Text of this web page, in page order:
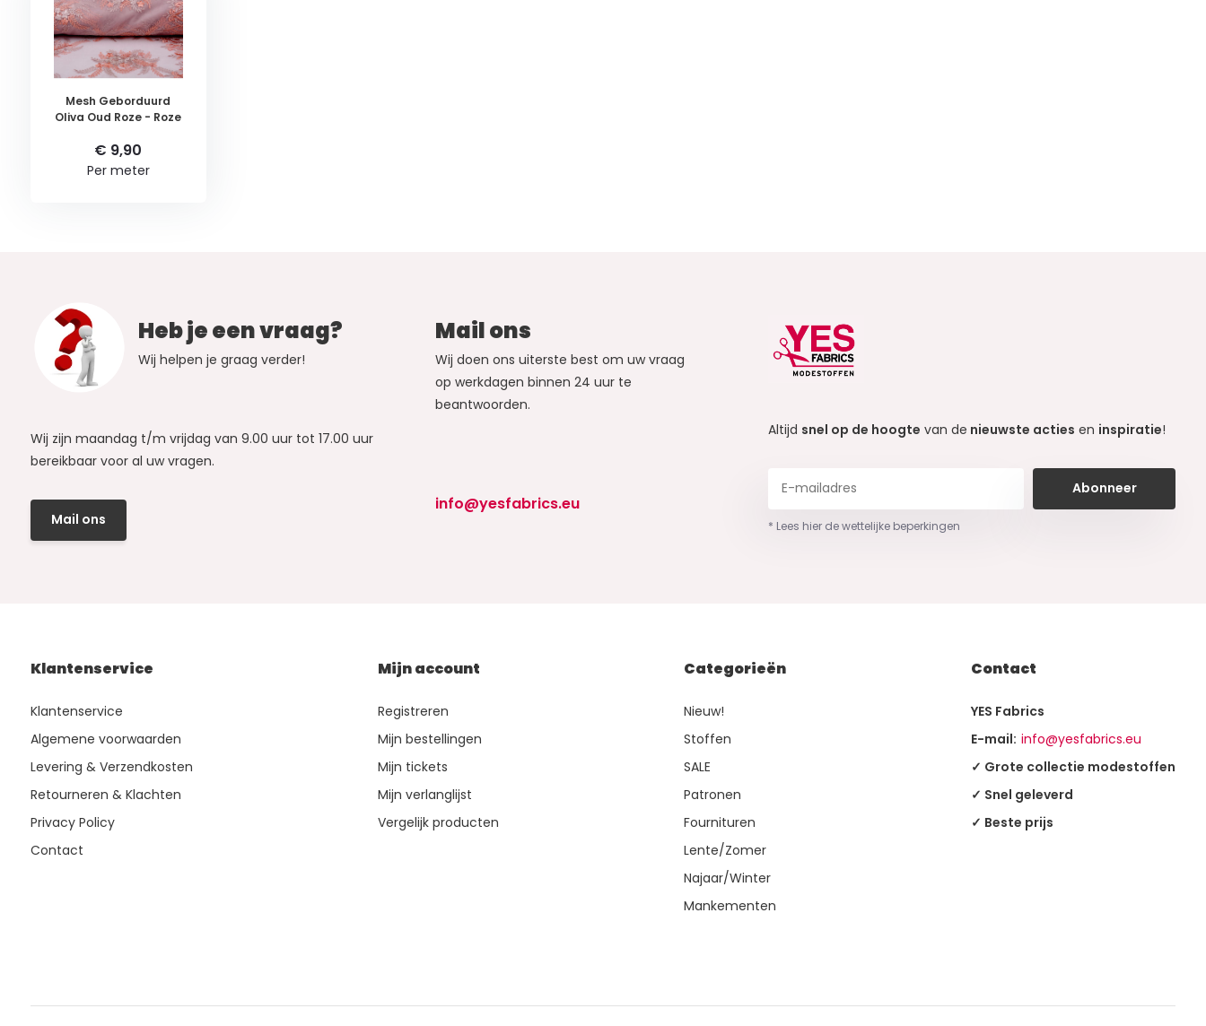
Mesh Geborduurd
Oliva Oud Roze - Roze
€ 9,90
Per meter
Heb je een vraag?
Wij helpen je graag verder!
Wij zijn maandag t/m vrijdag van 9.00 uur tot 17.00 uur
bereikbaar voor al uw vragen.
Mail ons
Mail ons
Wij doen ons uiterste best om uw vraag
op werkdagen binnen 24 uur te
beantwoorden.
info@yesfabrics.eu
Altijd snel op de hoogte van de nieuwste acties en inspiratie!
Abonneer
* Lees hier de wettelijke beperkingen
Klantenservice
Klantenservice
Algemene voorwaarden
Levering & Verzendkosten
Retourneren & Klachten
Privacy Policy
Contact
Mijn account
Registreren
Mijn bestellingen
Mijn tickets
Mijn verlanglijst
Vergelijk producten
Categorieën
Nieuw!
Stoffen
SALE
Patronen
Fournituren
Lente/Zomer
Najaar/Winter
Mankementen
Contact
YES Fabrics
E-mail: info@yesfabrics.eu
✓ Grote collectie modestoffen
✓ Snel geleverd
✓ Beste prijs